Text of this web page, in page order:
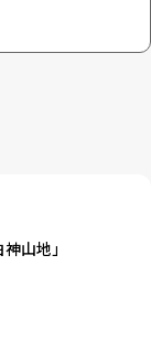
山地」